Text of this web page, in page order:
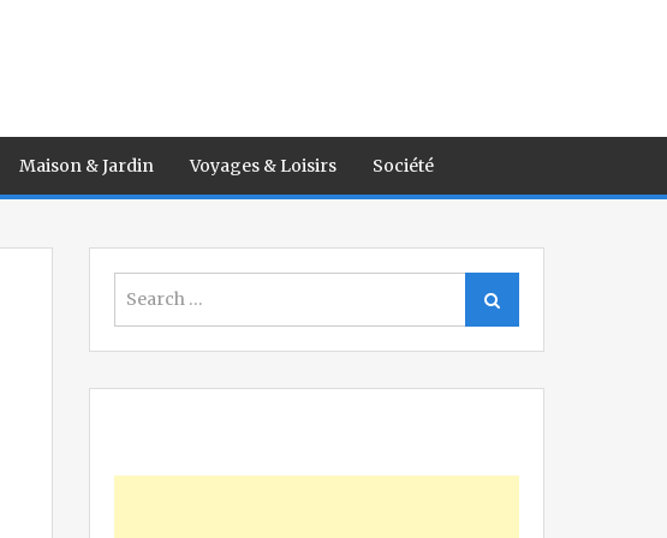
Maison & Jardin Voyages & Loisirs Société
for:
Search